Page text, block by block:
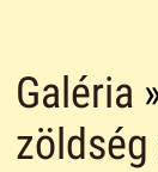
Galéria
zöldség